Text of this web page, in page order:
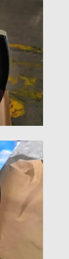
-se a
espessura
mm, Em
como
folha de
1folha de
fina,
vários